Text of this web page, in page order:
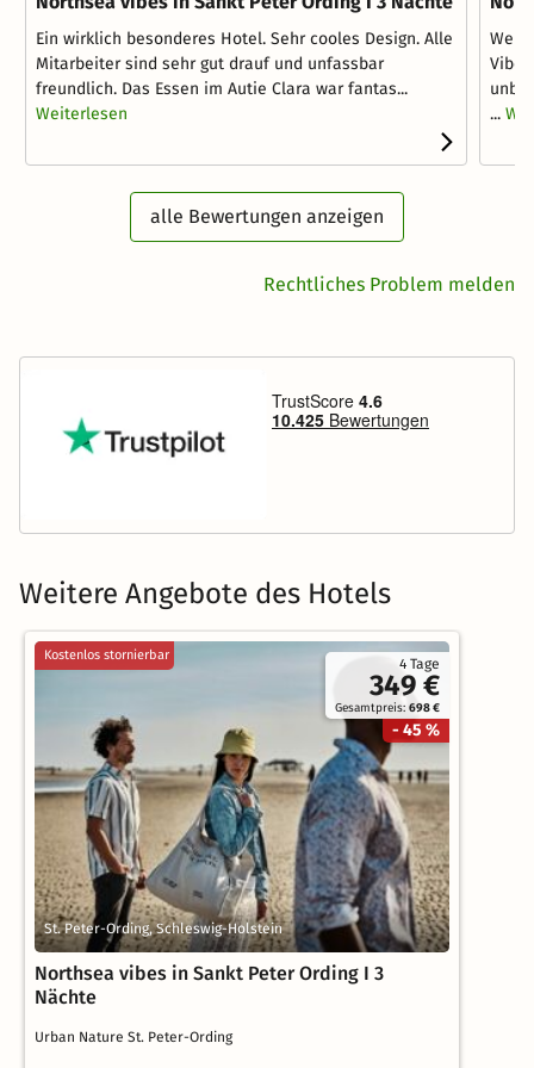
Ein wirklich besonderes Hotel. Sehr cooles Design. Alle
Mitarbeiter sind sehr gut drauf und unfassbar
freundlich. Das Essen im Autie Clara war fantas...
Weiterlesen
...
alle Bewertungen anzeigen
Rechtliches Problem melden
Weitere Angebote des Hotels
4 Tage
349 €
Gesamtpreis:698 €
- 45 %
Kostenlos stornierbar
St. Peter-Ording, Schleswig-Holstein
Northsea vibes in Sankt Peter Ording I 3
Nächte
Urban Nature St. Peter-Ording